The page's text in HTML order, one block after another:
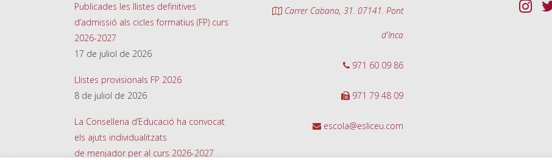
Publicades les llistes definitives
d’admissió als cicles formatius (FP) curs
2026-2027
17 de juliol de 2026
Llistes provisionals FP 2026
8 de juliol de 2026
La Conselleria d’Educació ha convocat
els ajuts individualitzats
de menjador per al curs 2026-2027
Carrer Cabana, 31. 07141. Pont
d'Inca
971 60 09 86
971 79 48 09
escola@esliceu.com